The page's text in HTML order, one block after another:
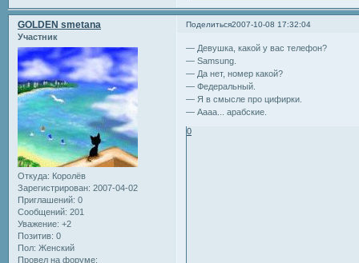
Поделиться2007-10-08 17:32:04
GOLDEN smetana
Участник
Откуда: Королёв
Зарегистрирован: 2007-04-02
Приглашений: 0
Сообщений: 201
Уважение: +2
Позитив: 0
Пол: Женский
Провел на форуме:
— Девушка, какой у вас телефон?
— Samsung.
— Да нет, номер какой?
— Федеральный.
— Я в смысле про цифирки.
— Аааа... арабские.
0